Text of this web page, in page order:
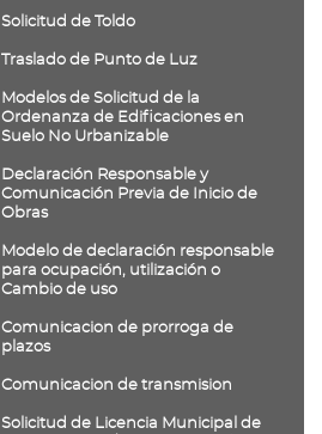
Solicitud de Toldo
Traslado de Punto de Luz
Modelos de Solicitud de la
Ordenanza de Edificaciones en
Suelo No Urbanizable
Declaración Responsable y
Comunicación Previa de Inicio de
Obras
Modelo de declaración responsable
para ocupación, utilización o
Cambio de uso
Comunicacion de prorroga de
plazos
Comunicacion de transmision
Solicitud de Licencia Municipal de